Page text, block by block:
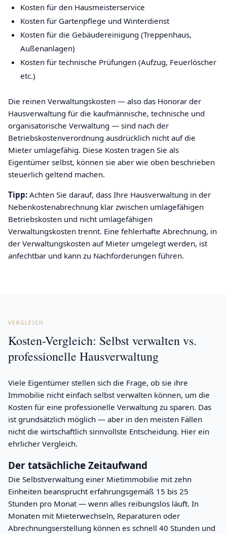
Kosten für den Hausmeisterservice
Kosten für Gartenpflege und Winterdienst
Kosten für die Gebäudereinigung (Treppenhaus,
Außenanlagen)
Kosten für technische Prüfungen (Aufzug, Feuerlöscher
etc.)
Die reinen Verwaltungskosten — also das Honorar der
Hausverwaltung für die kaufmännische, technische und
organisatorische Verwaltung — sind nach der
Betriebskostenverordnung ausdrücklich nicht auf die
Mieter umlagefähig. Diese Kosten tragen Sie als
Eigentümer selbst, können sie aber wie oben beschrieben
steuerlich geltend machen.
Tipp: Achten Sie darauf, dass Ihre Hausverwaltung in der
Nebenkostenabrechnung klar zwischen umlagefähigen
Betriebskosten und nicht umlagefähigen
Verwaltungskosten trennt. Eine fehlerhafte Abrechnung, in
der Verwaltungskosten auf Mieter umgelegt werden, ist
anfechtbar und kann zu Nachforderungen führen.
VERGLEICH
Kosten-Vergleich: Selbst verwalten vs.
professionelle Hausverwaltung
Viele Eigentümer stellen sich die Frage, ob sie ihre
Immobilie nicht einfach selbst verwalten können, um die
Kosten für eine professionelle Verwaltung zu sparen. Das
ist grundsätzlich möglich — aber in den meisten Fällen
nicht die wirtschaftlich sinnvollste Entscheidung. Hier ein
ehrlicher Vergleich.
Der tatsächliche Zeitaufwand
Die Selbstverwaltung einer Mietimmobilie mit zehn
Einheiten beansprucht erfahrungsgemäß 15 bis 25
Stunden pro Monat — wenn alles reibungslos läuft. In
Monaten mit Mieterwechseln, Reparaturen oder
Abrechnungserstellung können es schnell 40 Stunden und